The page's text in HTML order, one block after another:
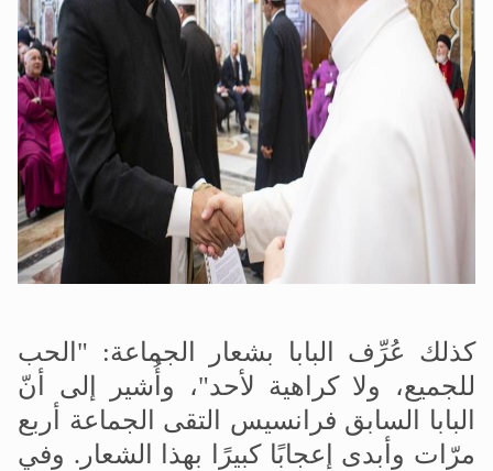
كذلك عُرِّف البابا بشعار الجماعة: "الحب
للجميع، ولا كراهية لأحد"، وأُشير إلى أنّ
البابا السابق فرانسيس التقى الجماعة أربع
مرّات وأبدى إعجابًا كبيرًا بهذا الشعار . وفي